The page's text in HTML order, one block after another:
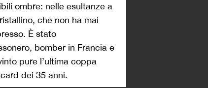
ombre: nelle esultanze a
che non ha mai
È stato
bomber in Francia e
pure l’ultima coppa
dei 35 anni.